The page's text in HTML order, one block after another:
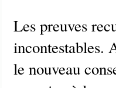
Les preuves
incontestables.
le nouveau